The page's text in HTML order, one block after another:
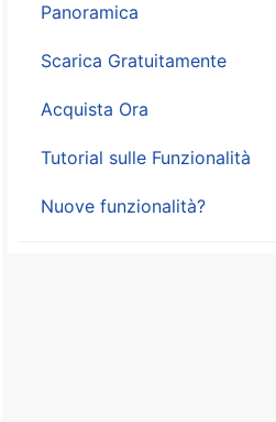
Panoramica
Scarica Gratuitamente
Acquista Ora
Tutorial sulle Funzionalità
Nuove funzionalità?